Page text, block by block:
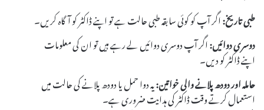
طبی تاریخ:اگر آپ کو کوئی سابقہ طبی حالت ہے تو اپنے ڈاکٹر کو آگاہ کریں۔
دوسری دوائیں:اگر آپ دوسری دوائیں لے رہے ہیں تو ان کی معلومات
اپنے ڈاکٹر کو دیں۔
حاملہ اور دودھ پلانے والی خواتین:یہ دوا حمل یا دودھ پلانے کی حالت میں
استعمال کرتے وقت ڈاکٹر کی ہدایت ضروری ہے۔